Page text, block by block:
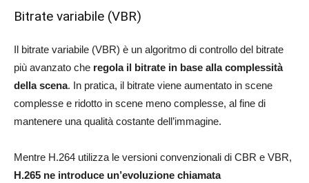
Bitrate variabile (VBR)
Il bitrate variabile (VBR) è un algoritmo di controllo del bitrate
più avanzato che regola il bitrate in base alla complessità
della scena. In pratica, il bitrate viene aumentato in scene
complesse e ridotto in scene meno complesse, al fine di
mantenere una qualità costante dell’immagine.
Mentre H.264 utilizza le versioni convenzionali di CBR e VBR,
H.265 ne introduce un’evoluzione chiamata